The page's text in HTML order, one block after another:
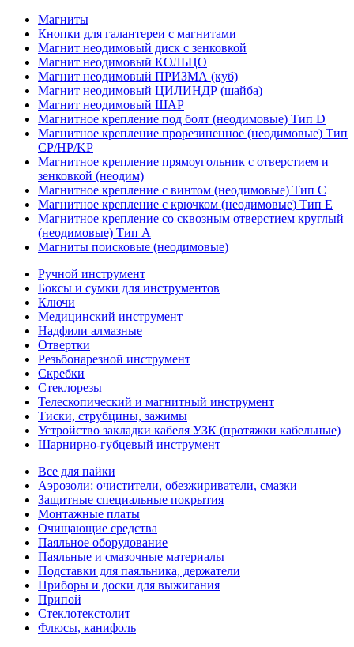
Магниты
Кнопки для галантереи с магнитами
Магнит неодимовый диск с зенковкой
Магнит неодимовый КОЛЬЦО
Магнит неодимовый ПРИЗМА (куб)
Магнит неодимовый ЦИЛИНДР (шайба)
Магнит неодимовый ШАР
Магнитное крепление под болт (неодимовые) Тип D
Магнитное крепление прорезиненное (неодимовые) Тип
CP/HP/KP
Магнитное крепление прямоугольник с отверстием и
зенковкой (неодим)
Магнитное крепление с винтом (неодимовые) Тип С
Магнитное крепление с крючком (неодимовые) Тип Е
Магнитное крепление со сквозным отверстием круглый
(неодимовые) Тип А
Магниты поисковые (неодимовые)
Ручной инструмент
Боксы и сумки для инструментов
Ключи
Медицинский инструмент
Надфили алмазные
Отвертки
Резьбонарезной инструмент
Скребки
Стеклорезы
Телескопический и магнитный инструмент
Тиски, струбцины, зажимы
Устройство закладки кабеля УЗК (протяжки кабельные)
Шарнирно-губцевый инструмент
Все для пайки
Аэрозоли: очистители, обезжириватели, смазки
Защитные специальные покрытия
Монтажные платы
Очищающие средства
Паяльное оборудование
Паяльные и смазочные материалы
Подставки для паяльника, держатели
Приборы и доски для выжигания
Припой
Стеклотекстолит
Флюсы, канифоль